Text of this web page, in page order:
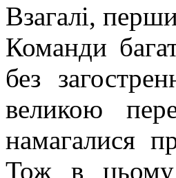
Взагалі,
Команди
без
великою
намагалися
Тож в цьому